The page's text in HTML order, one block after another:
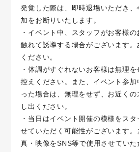
発覚した際は、即時退場いただき、
加をお断りいたします。
・イベント中、スタッフがお客様
触れて誘導する場合がございます。
ください。
・体調がすぐれないお客様は無理
控えください。また、イベント参加
った場合は、無理をせず、お近くの
し出ください。
・当日はイベント開催の模様をス
せていただく可能性がございます。
真・映像をSNS等で使用させてい